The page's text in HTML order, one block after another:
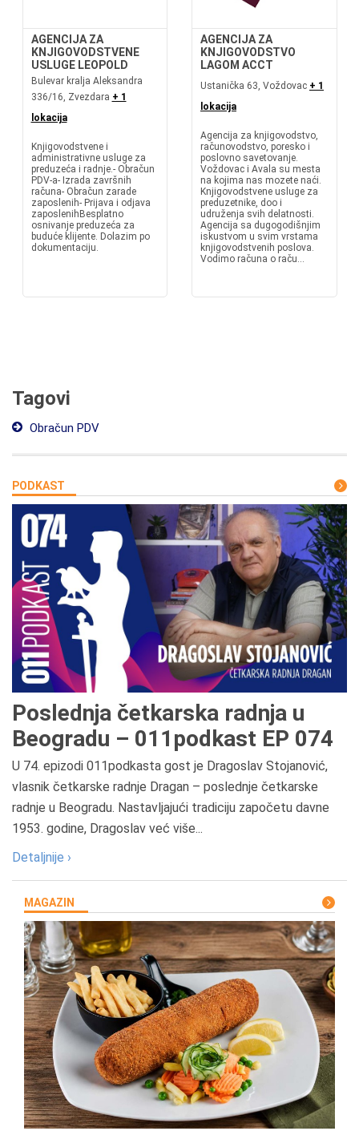
AGENCIJA ZA
KNJIGOVODSTVENE
USLUGE LEOPOLD
Bulevar kralja Aleksandra
336/16, Zvezdara + 1
lokacija
Knjigovodstvene i
administrativne usluge za
preduzeća i radnje.- Obračun
PDV-a- Izrada završnih
računa- Obračun zarade
zaposlenih- Prijava i odjava
zaposlenihBesplatno
osnivanje preduzeća za
buduće klijente. Dolazim po
dokumentaciju.
AGENCIJA ZA
KNJIGOVODSTVO
LAGOM ACCT
Ustanička 63, Voždovac + 1
lokacija
Agencija za knjigovodstvo,
računovodstvo, poresko i
poslovno savetovanje.
Voždovac i Avala su mesta
na kojima nas mozete naći.
Knjigovodstvene usluge za
preduzetnike, doo i
udruženja svih delatnosti.
Agencija sa dugogodišnjim
iskustvom u svim vrstama
knjigovodstvenih poslova.
Vodimo računa o raču...
Tagovi
Obračun PDV
PODKAST
Poslednja četkarska radnja u
Beogradu – 011podkast EP 074
U 74. epizodi 011podkasta gost je Dragoslav Stojanović,
vlasnik četkarske radnje Dragan – poslednje četkarske
radnje u Beogradu. Nastavljajući tradiciju započetu davne
1953. godine, Dragoslav već više...
Detaljnije ›
MAGAZIN